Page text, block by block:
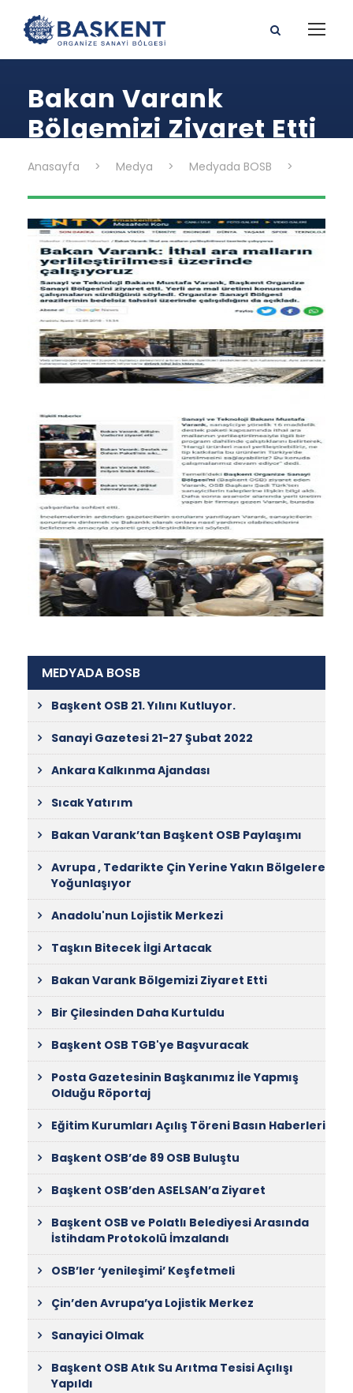
Bakan Varank
Bölgemizi Ziyaret Etti
Anasayfa > Medya > Medyada BOSB >
MEDYADA BOSB
Başkent OSB 21. Yılını Kutluyor.
Sanayi Gazetesi 21-27 Şubat 2022
Ankara Kalkınma Ajandası
Sıcak Yatırım
Bakan Varank’tan Başkent OSB Paylaşımı
Avrupa , Tedarikte Çin Yerine Yakın Bölgelere
Yoğunlaşıyor
Anadolu'nun Lojistik Merkezi
Taşkın Bitecek İlgi Artacak
Bakan Varank Bölgemizi Ziyaret Etti
Bir Çilesinden Daha Kurtuldu
Başkent OSB TGB'ye Başvuracak
Posta Gazetesinin Başkanımız İle Yapmış
Olduğu Röportaj
Eğitim Kurumları Açılış Töreni Basın Haberleri
Başkent OSB’de 89 OSB Buluştu
Başkent OSB’den ASELSAN’a Ziyaret
Başkent OSB ve Polatlı Belediyesi Arasında
İstihdam Protokolü İmzalandı
OSB’ler ‘yenileşimi’ Keşfetmeli
Çin’den Avrupa’ya Lojistik Merkez
Sanayici Olmak
Başkent OSB Atık Su Arıtma Tesisi Açılışı
Yapıldı